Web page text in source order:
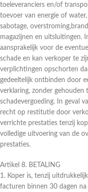
toeleveranciers en/of
toevoer van energie of
sabotage,
magazijnen en uitsluitingen.
aansprakelijk voor de
schade en kan verkoper te
verplichtingen opschorten
gedeeltelijk ontbinden door
verklaring, zonder
schadevergoeding. In geval
recht op restitutie door
verrichte prestaties tenzij
volledige uitvoering van de
prestaties.
Artikel 8. BETALING
1. Koper is, tenzij
facturen binnen 30 dagen